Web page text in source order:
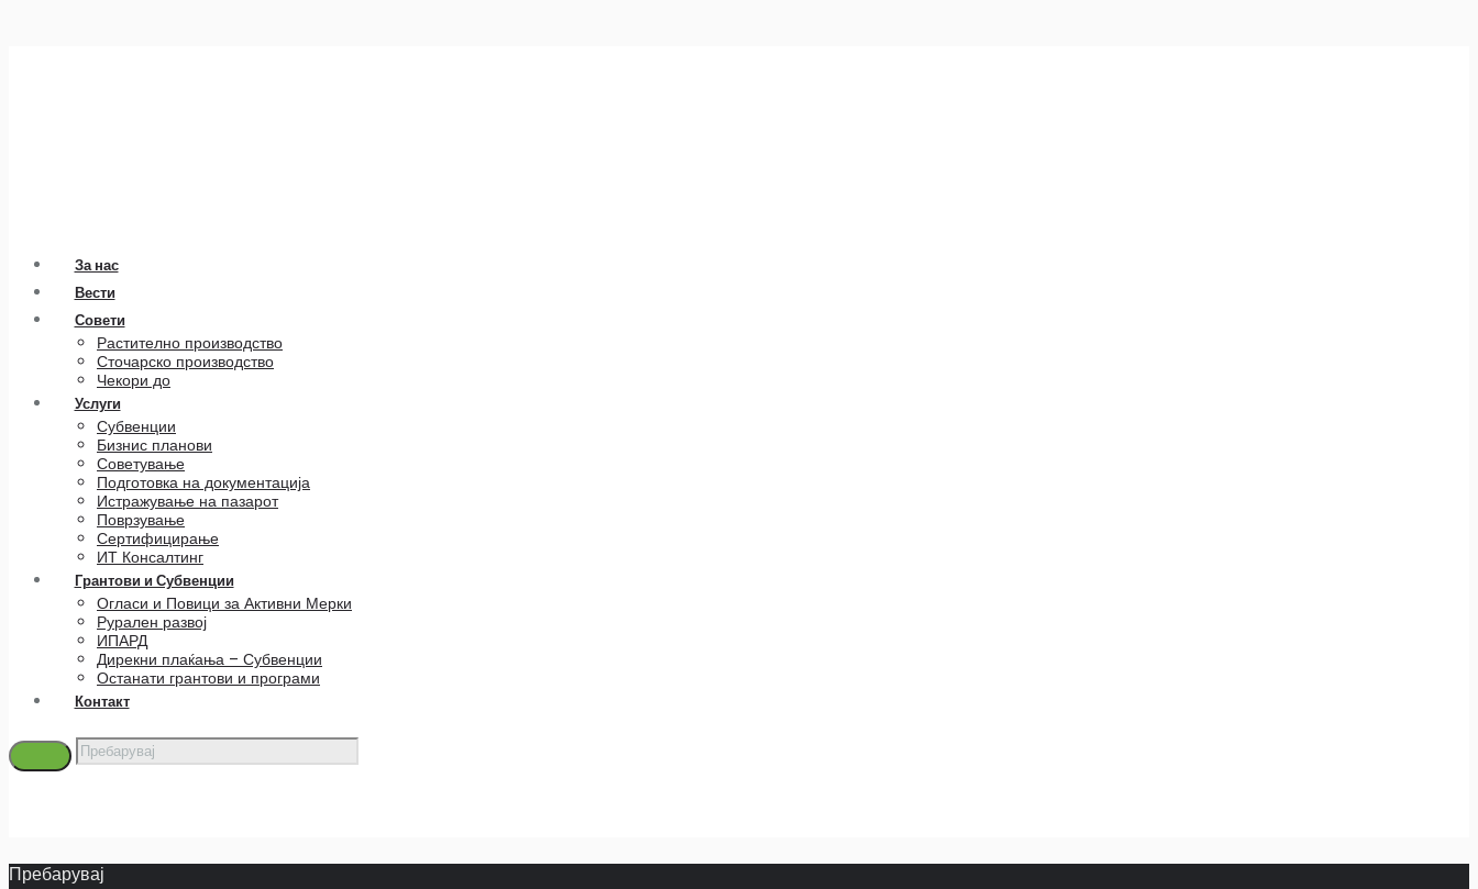
За нас
Вести
Совети
Растително производство
Сточарско производство
Чекори до
Услуги
Субвенции
Бизнис планови
Советување
Подготовка на документација
Истражување на пазарот
Поврзување
Сертифицирање
ИТ Консалтинг
Грантови и Субвенции
Огласи и Повици за Активни Мерки
Рурален развој
ИПАРД
Дирекни плаќања – Субвенции
Останати грантови и програми
Контакт
Пребарувај